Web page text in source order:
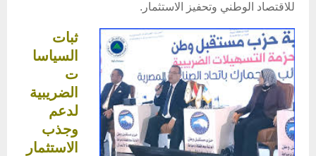
للاقتصاد الوطني وتحفيز الاستثمار.
ثبات
السياسا
ت
الضريبية
لدعم
وجذب
الاستثمار